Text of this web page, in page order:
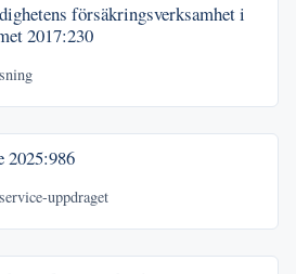
försäkringsverksamhet i
2017:230
2025:986
uppdraget